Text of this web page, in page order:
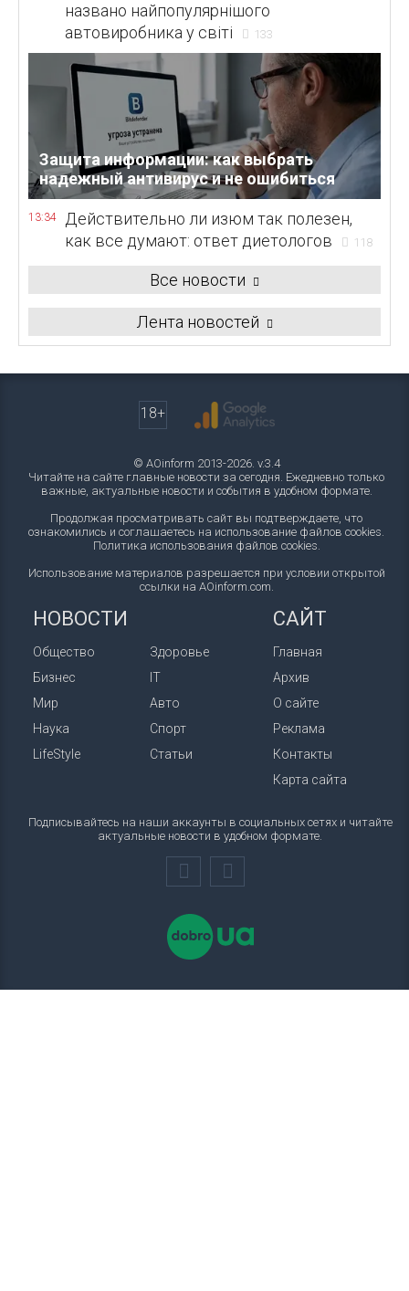
названо найпопулярнішого
автовиробника у світі
133
Защита информации: как выбрать
надежный антивирус и не ошибиться
13:34
Действительно ли изюм так полезен,
как все думают: ответ диетологов
118
Все новости
Лента новостей
18+
© AOinform 2013-2026. v.3.4
Читайте на сайте главные новости за сегодня. Ежедневно только
важные, актуальные новости и события в удобном формате.
Продолжая просматривать сайт вы подтверждаете, что
ознакомились и соглашаетесь на использование файлов cookies.
Политика использования файлов cookies.
Использование материалов разрешается при условии открытой
ссылки на AOinform.com.
НОВОСТИ
Общество
Бизнес
Мир
Наука
LifeStyle
Здоровье
IT
Авто
Спорт
Статьи
САЙТ
Главная
Архив
О сайте
Реклама
Контакты
Карта сайта
Подписывайтесь на наши аккаунты в социальных сетях и читайте
актуальные новости в удобном формате.